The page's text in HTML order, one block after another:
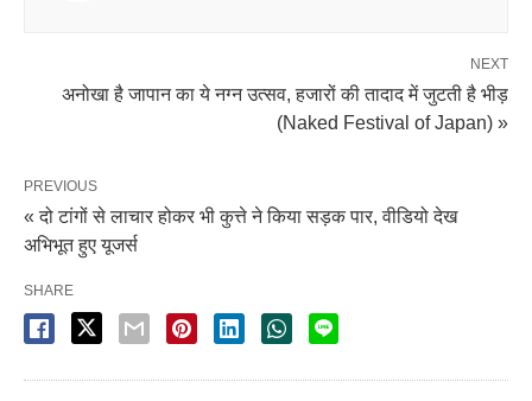
NEXT
अनोखा है जापान का ये नग्न उत्सव, हजारों की तादाद में जुटती है भीड़
(Naked Festival of Japan) »
PREVIOUS
« दो टांगों से लाचार होकर भी कुत्ते ने किया सड़क पार, वीडियो देख
अभिभूत हुए यूजर्स
SHARE